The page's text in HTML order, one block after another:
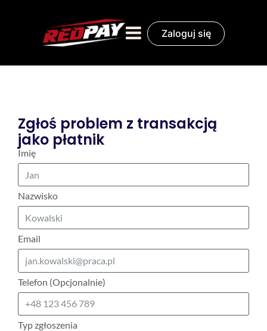
Zaloguj się
Zgłoś problem z transakcją
jako płatnik
Imię
Nazwisko
Email
Telefon (Opcjonalnie)
Typ zgłoszenia